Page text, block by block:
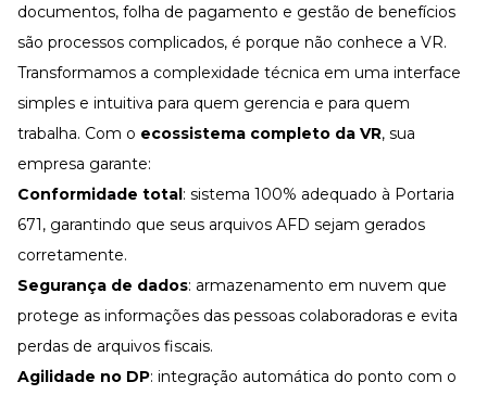
documentos, folha de pagamento e gestão de benefícios
são processos complicados, é porque não conhece a VR.
Transformamos a complexidade técnica em uma interface
simples e intuitiva para quem gerencia e para quem
trabalha. Com o ecossistema completo da VR, sua
empresa garante:
Conformidade total: sistema 100% adequado à Portaria
671, garantindo que seus arquivos AFD sejam gerados
corretamente.
Segurança de dados: armazenamento em nuvem que
protege as informações das pessoas colaboradoras e evita
perdas de arquivos fiscais.
Agilidade no DP: integração automática do ponto com o